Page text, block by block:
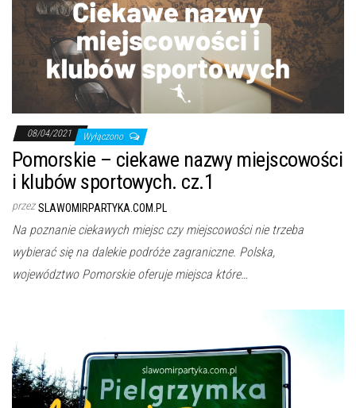
08/04/2021 Wyłączono
Pomorskie – ciekawe nazwy miejscowości
i klubów sportowych. cz.1
przez SLAWOMIRPARTYKA.COM.PL
Na poznanie ciekawych miejsc czy miejscowości nie trzeba
wybierać się na dalekie podróże zagraniczne. Polska,
województwo Pomorskie oferuje miejsca które…